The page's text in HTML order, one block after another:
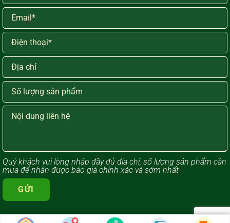
Quý khách vui lòng ​nhập đầy đủ địa chỉ, số lượng sản phẩm cần
mua để nhận được báo giá chính xác và sớm nhất